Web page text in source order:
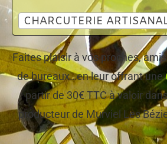
CHARCUTERIE
Faites plaisir à vos proches,
de bureaux…en leur offrant une
partir de 30€ TTC à valoir
producteur de Murviel Les